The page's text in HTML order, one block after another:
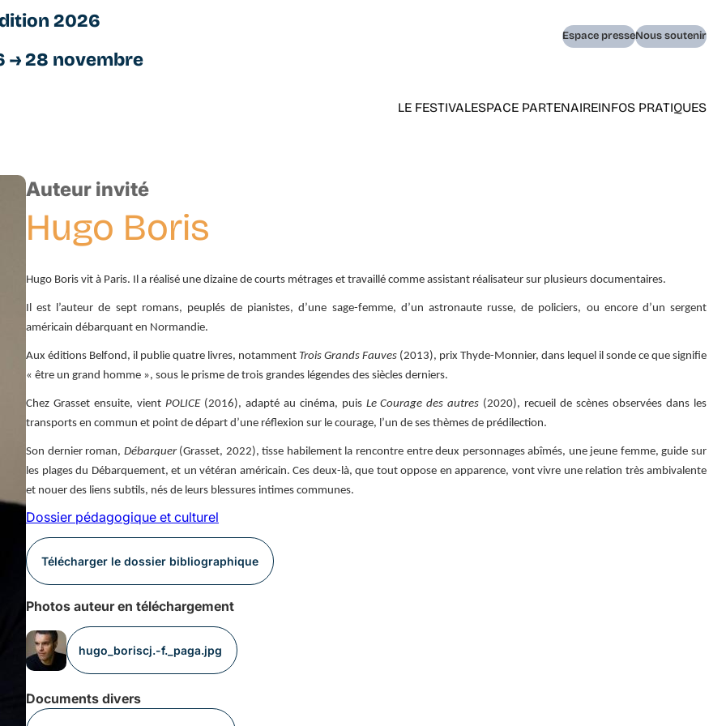
2026
→ 28 novembre
Navigation
LE FESTIVALESPACE PARTENAIREINFOS PRATIQUES
Navigation
Espace presseNous soutenir
Auteur invité
Hugo Boris
Hugo Boris vit à Paris. Il a réalisé une dizaine de courts métrages et travaillé comme assistant réalisateur sur plusieurs documentaires.
Il est l’auteur de sept romans, peuplés de pianistes, d’une sage-femme, d’un astronaute russe, de policiers, ou encore d’un sergent
américain débarquant en Normandie.
Aux éditions Belfond, il publie quatre livres, notamment Trois Grands Fauves (2013), prix Thyde-Monnier, dans lequel il sonde ce que signifie
« être un grand homme », sous le prisme de trois grandes légendes des siècles derniers.
Chez Grasset ensuite, vient POLICE(2016), adapté au cinéma, puis Le Courage des autres (2020), recueil de scènes observées dans les
transports en commun et point de départ d’une réflexion sur le courage, l’un de ses thèmes de prédilection.
Son dernier roman, Débarquer(Grasset, 2022), tisse habilement la rencontre entre deux personnages abîmés, une jeune femme, guide sur
les plages du Débarquement, et un vétéran américain. Ces deux-là, que tout oppose en apparence, vont vivre une relation très ambivalente
et nouer des liens subtils, nés de leurs blessures intimes communes.
Dossier pédagogique et culturel
Télécharger le dossier bibliographique
Photos auteur en téléchargement
hugo_boriscj.-f._paga.jpg
Documents divers